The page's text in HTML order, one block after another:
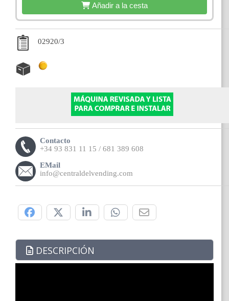
Añadir a la cesta
02920/3
Contacto
+34 93 831 11 15 / 681 389 608
EMail
info@centraldelvending.com
DESCRIPCIÓN